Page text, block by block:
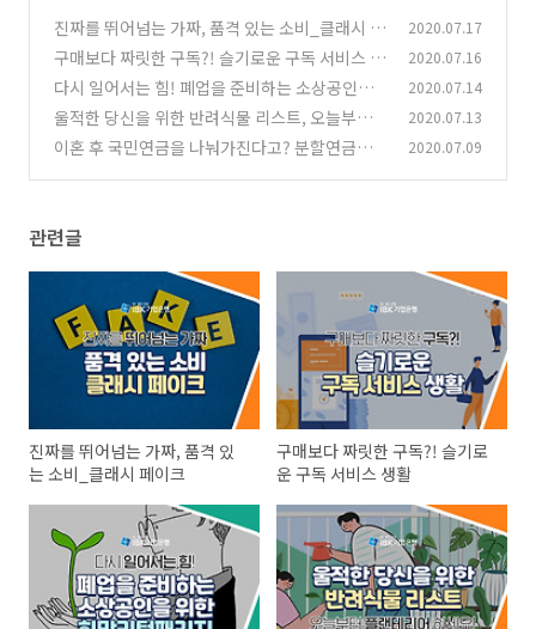
진짜를 뛰어넘는 가짜, 품격 있는 소비_클래시 페
이크
(0)
2020.07.17
구매보다 짜릿한 구독?! 슬기로운 구독 서비스 생
활 (0)
2020.07.16
다시 일어서는 힘! 폐업을 준비하는 소상공인을
위한 ‘희망리턴패키지’ (0)
2020.07.14
울적한 당신을 위한 반려식물 리스트, 오늘부터
플랜테리어 하세요!
(2)
2020.07.13
이혼 후 국민연금을 나눠가진다고? 분할연금의
2020.07.09
관련글
진짜를 뛰어넘는 가짜, 품격 있
는 소비_클래시 페이크
구매보다 짜릿한 구독?! 슬기로
운 구독 서비스 생활